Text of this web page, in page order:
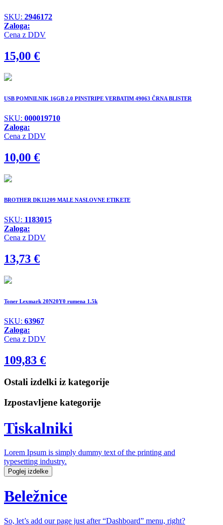
SKU: 2946172
Zaloga:
Cena z DDV
15,00 €
USB POMNILNIK 16GB 2.0 PINSTRIPE VERBATIM 49063 ČRNA BLISTER
SKU: 000019710
Zaloga:
Cena z DDV
10,00 €
BROTHER DK11209 MALE NASLOVNE ETIKETE
SKU: 1183015
Zaloga:
Cena z DDV
13,73 €
Toner Lexmark 20N20Y0 rumena 1.5k
SKU: 63967
Zaloga:
Cena z DDV
109,83 €
Ostali izdelki iz kategorije
Izpostavljene kategorije
Tiskalniki
Lorem Ipsum is simply dummy text of the printing and
typesetting industry.
Poglej izdelke
Beležnice
So, let’s add our page just after “Dashboard” menu, right?